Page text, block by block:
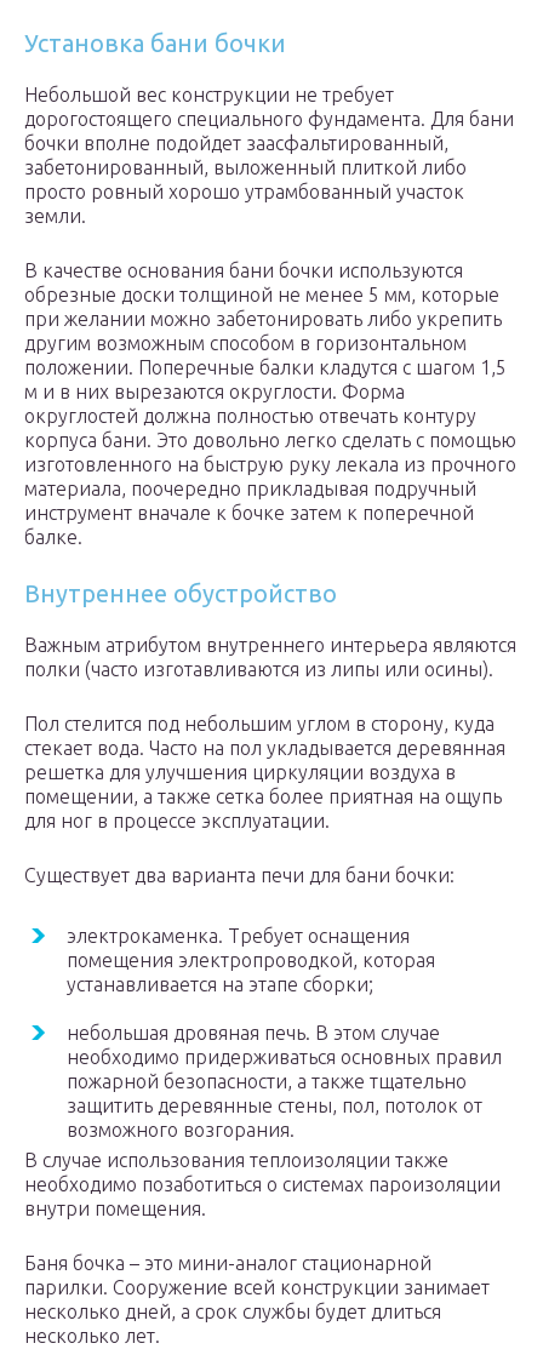
Установка бани бочки
Небольшой вес конструкции не требует
дорогостоящего специального фундамента. Для бани
бочки вполне подойдет заасфальтированный,
забетонированный, выложенный плиткой либо
просто ровный хорошо утрамбованный участок
земли.
В качестве основания бани бочки используются
обрезные доски толщиной не менее 5 мм, которые
при желании можно забетонировать либо укрепить
другим возможным способом в горизонтальном
положении. Поперечные балки кладутся с шагом 1,5
м и в них вырезаются округлости. Форма
округлостей должна полностью отвечать контуру
корпуса бани. Это довольно легко сделать с помощью
изготовленного на быструю руку лекала из прочного
материала, поочередно прикладывая подручный
инструмент вначале к бочке затем к поперечной
балке.
Внутреннее обустройство
Важным атрибутом внутреннего интерьера являются
полки (часто изготавливаются из липы или осины).
Пол стелится под небольшим углом в сторону, куда
стекает вода. Часто на пол укладывается деревянная
решетка для улучшения циркуляции воздуха в
помещении, а также сетка более приятная на ощупь
для ног в процессе эксплуатации.
Существует два варианта печи для бани бочки:
электрокаменка. Требует оснащения
помещения электропроводкой, которая
устанавливается на этапе сборки;
небольшая дровяная печь. В этом случае
необходимо придерживаться основных правил
пожарной безопасности, а также тщательно
защитить деревянные стены, пол, потолок от
возможного возгорания.
В случае использования теплоизоляции также
необходимо позаботиться о системах пароизоляции
внутри помещения.
Баня бочка – это мини-аналог стационарной
парилки. Сооружение всей конструкции занимает
несколько дней, а срок службы будет длиться
несколько лет.